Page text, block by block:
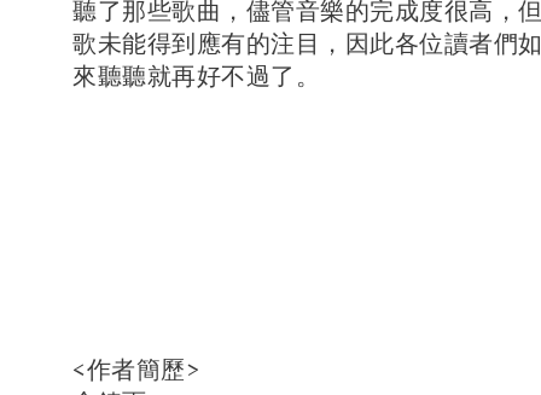
聽了那些歌曲，儘管音樂的完成度很高，
歌未能得到應有的注目，因此各位讀者們
來聽聽就再好不過了。
<作者簡歷>